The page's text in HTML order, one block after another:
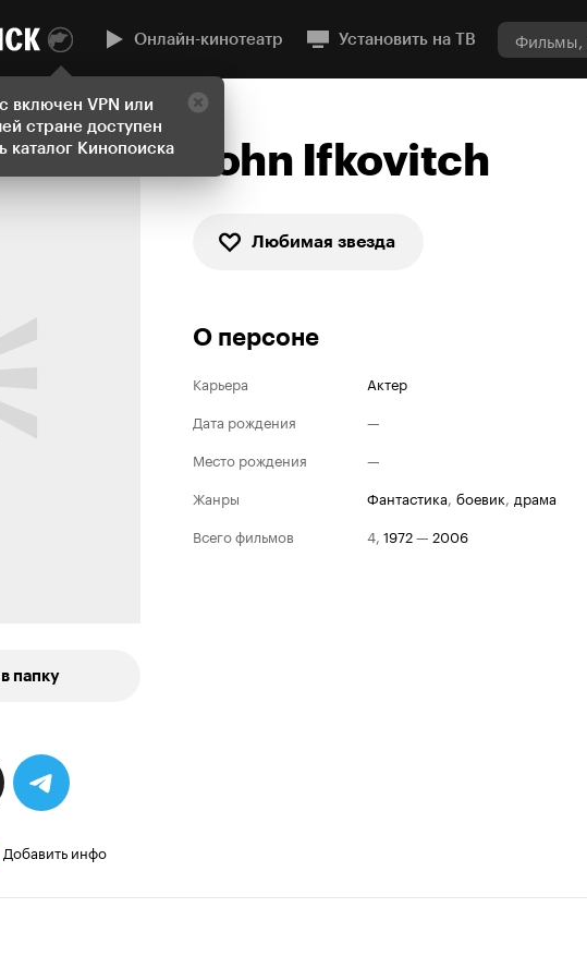
включен VPN или
стране доступен
каталог Кинопоиска
Онлайн-кинотеатр Установить на ТВ
папку
Добавить инфо
John Ifkovitch
Любимая звезда
О персоне
Карьера
Актер
Дата рождения
—
Место рождения
—
Жанры
фантастика, боевик, драма
Всего фильмов
4, 1972— 2006